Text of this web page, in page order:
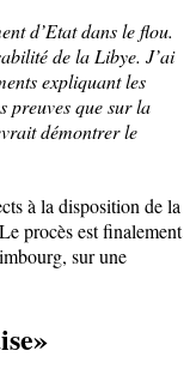
d’Etat dans le flou.
de la Libye. J’ai
expliquant les
preuves que sur la
démontrer le
à la disposition de la
procès est finalement
sur une